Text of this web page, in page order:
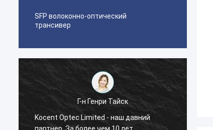
SFP волоконно-оптический
трансивер
Г-н Pablo
Я был удивлен когда я сделал первый
заказ с Kocent Optec ограничиваемым в